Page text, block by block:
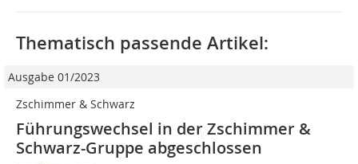
Thematisch passende Artikel:
Ausgabe 01/2023
Zschimmer & Schwarz
Führungswechsel in der Zschimmer &
Schwarz-Gruppe abgeschlossen